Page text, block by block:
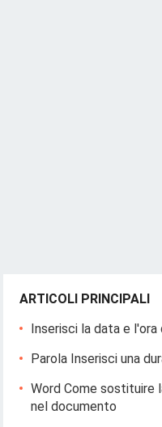
ARTICOLI PRINCIPALI
Inserisci la data e
Parola Inserisci una
Word Come
nel documento